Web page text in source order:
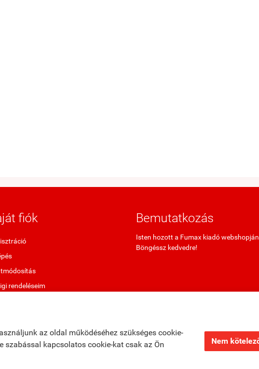
az oldal működéséhez szükséges cookie-
szabással kapcsolatos cookie-kat csak az Ön
Nem
fiók
rendeléseim
Bemutatkozás
Isten hozott a Fumax kiadó
Böngéssz kedvedre!